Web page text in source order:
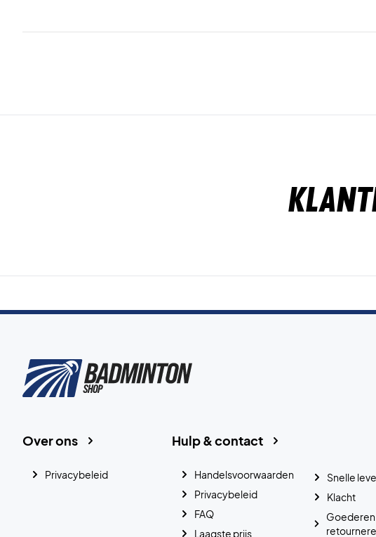
Hulp & contact
Handelsvoorwaarden
Privacybeleid
FAQ
Laagste prijs
Snelle
Klacht
Goederen
Over ons
Privacybeleid